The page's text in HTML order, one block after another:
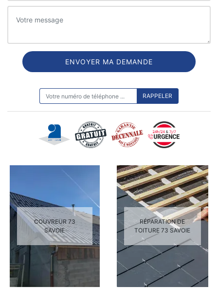
COUVREUR 73
SAVOIE
RÉPARATION DE
TOITURE 73 SAVOIE